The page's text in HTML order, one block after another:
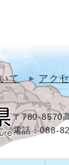
て アク
〒780-8570
電話：088-